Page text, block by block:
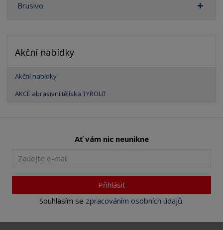
Brusivo
Akční nabídky
Akční nabídky
AKCE abrasivní tělíska TYROLIT
Ať vám nic neunikne
Přihlásit
Souhlasím se zpracováním osobních údajů.